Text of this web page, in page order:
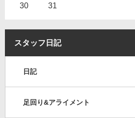
30 31
スタッフ日記
日記
足回り&アライメント